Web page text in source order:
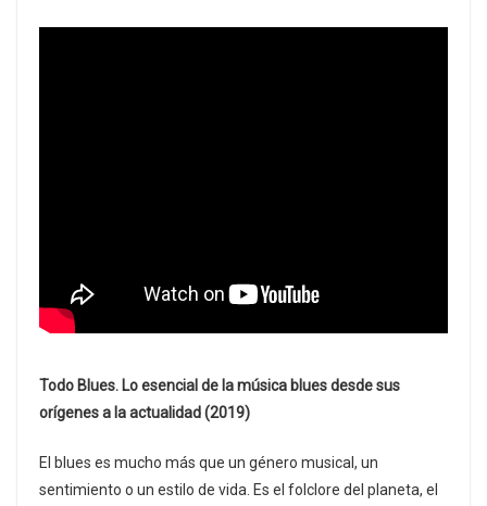
Todo Blues. Lo esencial de la música blues desde sus
orígenes a la actualidad (2019)
El blues es mucho más que un género musical, un
sentimiento o un estilo de vida. Es el folclore del planeta, el